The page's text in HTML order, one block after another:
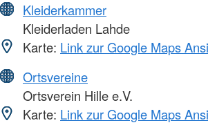
Kleiderkammer
Kleiderladen Lahde
Karte: Link zur Google Maps
Ortsvereine
Ortsverein Hille e.V.
Karte: Link zur Google Maps